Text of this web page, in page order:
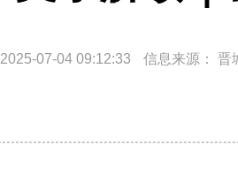
2025-07-04 09:12:33 信息来源： 晋